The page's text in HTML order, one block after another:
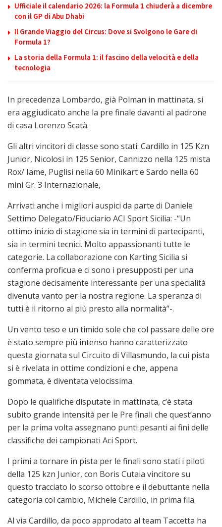
Ufficiale il calendario 2026: la Formula 1 chiuderà a dicembre
con il GP di Abu Dhabi
Il Grande Viaggio del Circus: Dove si Svolgono le Gare di
Formula 1?
La storia della Formula 1: il fascino della velocità e della
tecnologia
In precedenza Lombardo, già Polman in mattinata, si
era aggiudicato anche la pre finale davanti al padrone
di casa Lorenzo Scatà.
Gli altri vincitori di classe sono stati: Cardillo in 125 Kzn
Junior, Nicolosi in 125 Senior, Cannizzo nella 125 mista
Rox/ Iame, Puglisi nella 60 Minikart e Sardo nella 60
mini Gr. 3 Internazionale,
Arrivati anche i migliori auspici da parte di Daniele
Settimo Delegato/Fiduciario ACI Sport Sicilia: -“Un
ottimo inizio di stagione sia in termini di partecipanti,
sia in termini tecnici. Molto appassionanti tutte le
categorie. La collaborazione con Karting Sicilia si
conferma proficua e ci sono i presupposti per una
stagione decisamente interessante per una specialità
divenuta vanto per la nostra regione. La speranza di
tutti è il ritorno al più presto alla normalità”-.
Un vento teso e un timido sole che col passare delle ore
è stato sempre più intenso hanno caratterizzato
questa giornata sul Circuito di Villasmundo, la cui pista
si è rivelata in ottime condizioni e che, appena
gommata, è diventata velocissima.
Dopo le qualifiche disputate in mattinata, c’è stata
subito grande intensità per le Pre finali che quest’anno
per la prima volta assegnano punti pesanti ai fini delle
classifiche dei campionati Aci Sport.
I primi a tornare in pista per le finali sono stati i piloti
della 125 kzn Junior, con Boris Cutaia vincitore su
questo tracciato lo scorso ottobre e il debuttante nella
categoria col cambio, Michele Cardillo, in prima fila.
Al via Cardillo, da poco approdato al team Taccetta ha